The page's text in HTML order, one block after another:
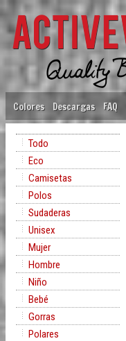
Colores Descargas FAQ
Todo
Eco
Camisetas
Polos
Sudaderas
Unisex
Mujer
Hombre
Niño
Bebé
Gorras
Polares